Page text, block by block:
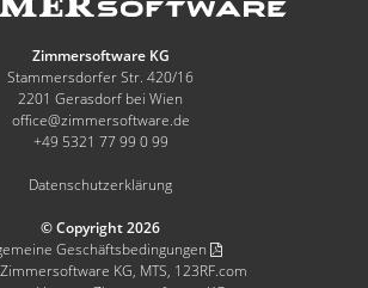
Zimmersoftware KG
Stammersdorfer Str. 420/16
2201 Gerasdorf bei Wien
office@zimmersoftware.de
+49 5321 77 99 0 99
Datenschutzerklärung
© Copyright 2026
Geschäftsbedingungen
KG, MTS, 123RF.com